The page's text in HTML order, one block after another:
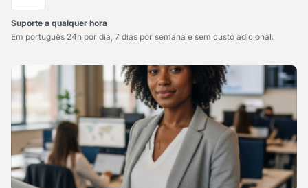
Suporte a qualquer hora
Em português 24h por dia, 7 dias por semana e sem custo adicional.